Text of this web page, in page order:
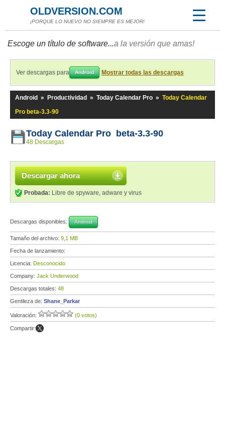
OLDVERSION.COM
¡PORQUE LO NUEVO NO SIEMPRE ES MEJOR!
Escoge un título de software...a la versión que amas!
Ver descargas para Android Mostrar todas las descargas
Android » Productividad » Today Calendar Pro » Today Calendar
Pro beta-3.3-90
Today Calendar Pro beta-3.3-90
48 Descargas
Descargar ahora
Probada: Libre de spyware, adware y virus
Descargas disponibles: Android
Tamaño del archivo: 9,1 MB
Fecha de lanzamiento:
Licencia: Desconocido
Company: Jack Underwood
Descargas totales: 48
Gentileza de: Shane_Parkar
Valoración: (0 votos)
Compartir: